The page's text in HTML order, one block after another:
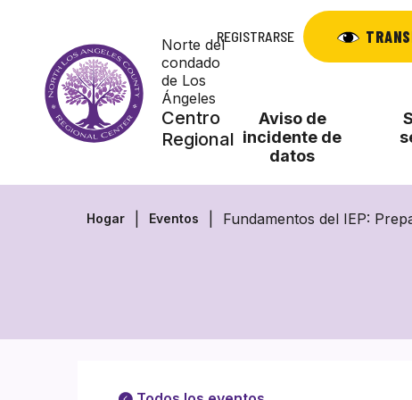
contenido
Norte del
condado
de Los
Ángeles
Centro
Regional
REGISTRARSE
Aviso de
incidente de
datos
Hogar Eventos Fundamentos del IEP: